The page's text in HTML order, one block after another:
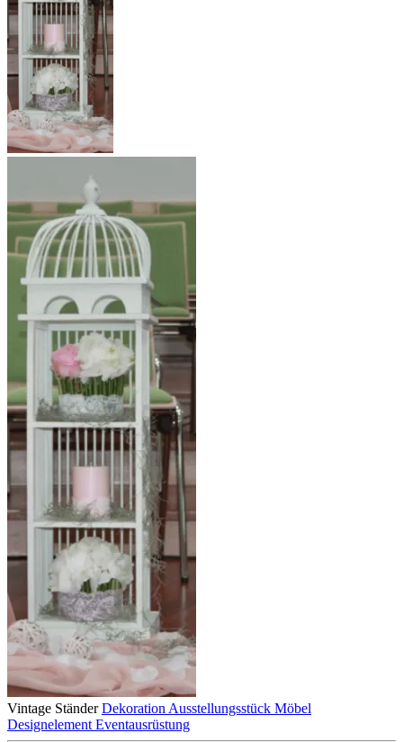
Vintage Ständer Dekoration Ausstellungsstück Möbel
Designelement Eventausrüstung